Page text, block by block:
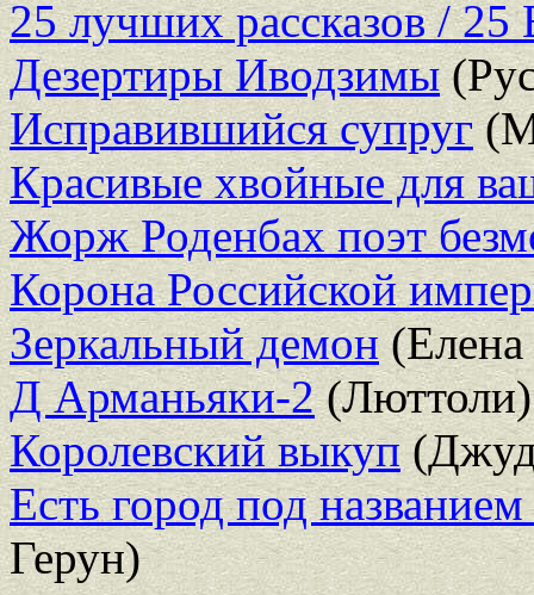
25 лучших рассказов / 25
Дезертиры Иводзимы
Исправившийся супруг
Красивые хвойные для
Жорж Роденбах поэт
Корона Российской
Зеркальный демон(Елена
Д Арманьяки-2(Люттоли)
Королевский выкуп
Есть город под
Герун)